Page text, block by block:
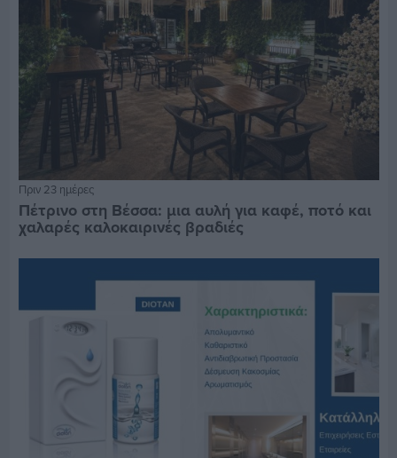
Πριν 23 ημέρες
Πέτρινο στη Βέσσα: μια αυλή για καφέ, ποτό και
χαλαρές καλοκαιρινές βραδιές